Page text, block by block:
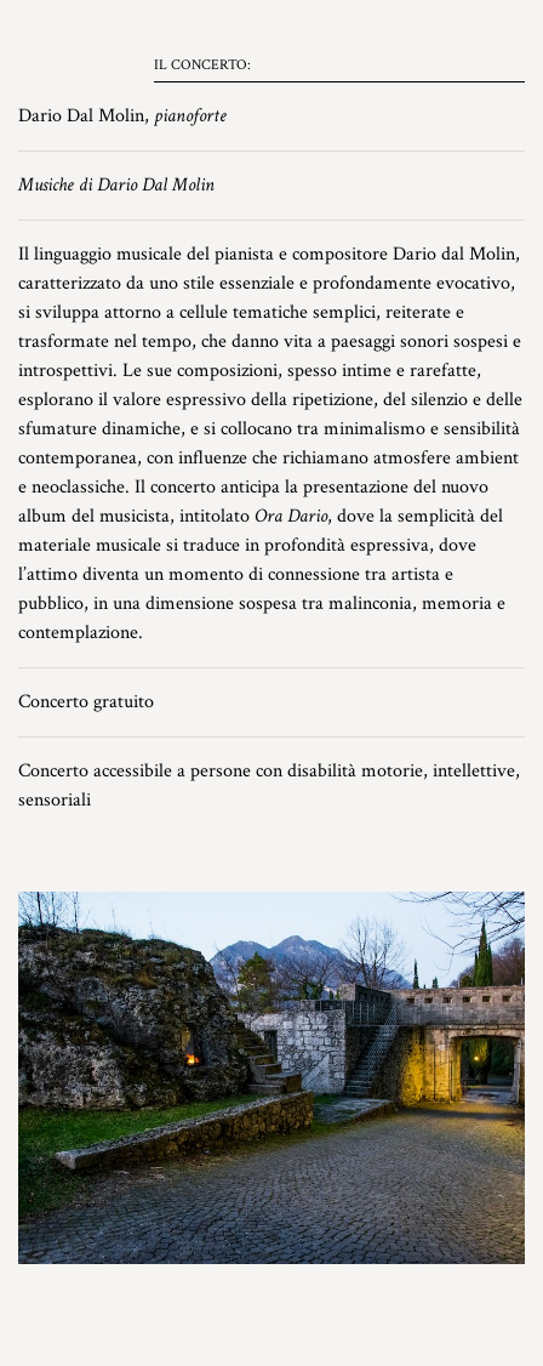
IL CONCERTO:
Dario Dal Molin, pianoforte
Musiche di Dario Dal Molin
Il linguaggio musicale del pianista e compositore Dario dal Molin,
caratterizzato da uno stile essenziale e profondamente evocativo,
si sviluppa attorno a cellule tematiche semplici, reiterate e
trasformate nel tempo, che danno vita a paesaggi sonori sospesi e
introspettivi. Le sue composizioni, spesso intime e rarefatte,
esplorano il valore espressivo della ripetizione, del silenzio e delle
sfumature dinamiche, e si collocano tra minimalismo e sensibilità
contemporanea, con influenze che richiamano atmosfere ambient
e neoclassiche. Il concerto anticipa la presentazione del nuovo
album del musicista, intitolatoOra Dario, dove la semplicità del
materiale musicale si traduce in profondità espressiva, dove
l’attimo diventa un momento di connessione tra artista e
pubblico, in una dimensione sospesa tra malinconia, memoria e
contemplazione.
Concerto gratuito
Concerto accessibile a persone con disabilità motorie, intellettive,
sensoriali